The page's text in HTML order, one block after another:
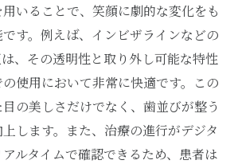
いることで、笑顔に劇的な変化をも
す。例えば、インビザラインなどの
、その透明性と取り外し可能な特性
使用において非常に快適です。この
の美しさだけでなく、歯並びが整う
します。また、治療の進行がデジタ
ルタイムで確認できるため、患者は